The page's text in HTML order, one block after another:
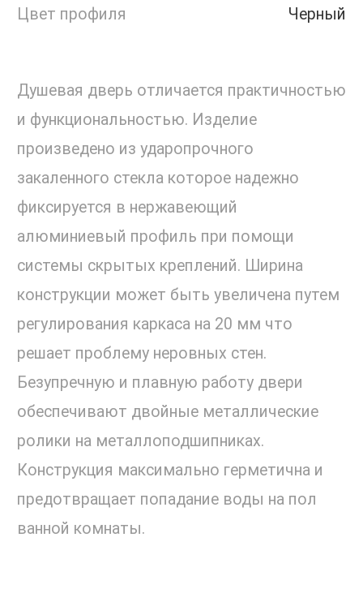
Цвет профиля Черный
Душевая дверь отличается практичностью
и функциональностью. Изделие
произведено из ударопрочного
закаленного стекла которое надежно
фиксируется в нержавеющий
алюминиевый профиль при помощи
системы скрытых креплений. Ширина
конструкции может быть увеличена путем
регулирования каркаса на 20 мм что
решает проблему неровных стен.
Безупречную и плавную работу двери
обеспечивают двойные металлические
ролики на металлоподшипниках.
Конструкция максимально герметична и
предотвращает попадание воды на пол
ванной комнаты.